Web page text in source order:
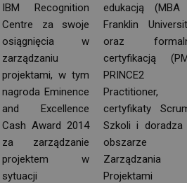
IBM Recognition
Centre za swoje
osiągnięcia w
zarządzaniu
projektami, w tym
nagroda Eminence
and Excellence
Cash Award 2014
za zarządzanie
projektem w
sytuacji
edukacją
Franklin
oraz
certyfikacją
PRINCE2
Practitioner,
certyfikaty
Szkoli i doradza
obszarze
Zarządzania